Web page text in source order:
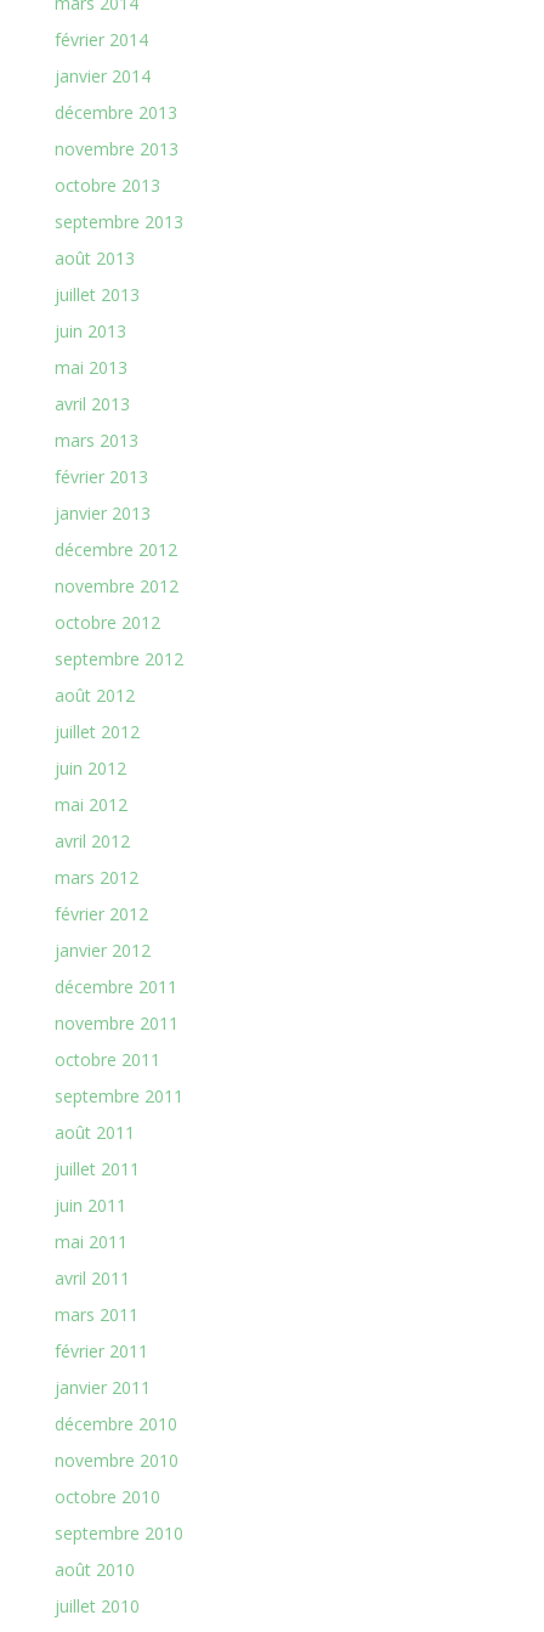
février 2014
janvier 2014
décembre 2013
novembre 2013
octobre 2013
septembre 2013
août 2013
juillet 2013
juin 2013
mai 2013
avril 2013
mars 2013
février 2013
janvier 2013
décembre 2012
novembre 2012
octobre 2012
septembre 2012
août 2012
juillet 2012
juin 2012
mai 2012
avril 2012
mars 2012
février 2012
janvier 2012
décembre 2011
novembre 2011
octobre 2011
septembre 2011
août 2011
juillet 2011
juin 2011
mai 2011
avril 2011
mars 2011
février 2011
janvier 2011
décembre 2010
novembre 2010
octobre 2010
septembre 2010
août 2010
juillet 2010